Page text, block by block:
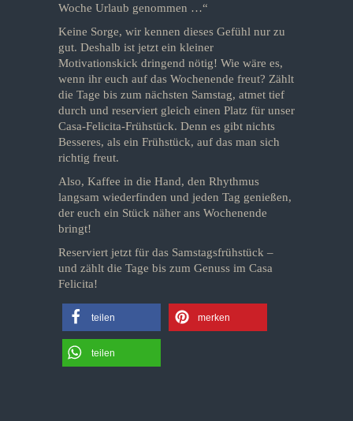
Woche Urlaub genommen …“
Keine Sorge, wir kennen dieses Gefühl nur zu
gut. Deshalb ist jetzt ein kleiner
Motivationskick dringend nötig! Wie wäre es,
wenn ihr euch auf das Wochenende freut? Zählt
die Tage bis zum nächsten Samstag, atmet tief
durch und reserviert gleich einen Platz für unser
Casa-Felicita-Frühstück. Denn es gibt nichts
Besseres, als ein Frühstück, auf das man sich
richtig freut.
Also, Kaffee in die Hand, den Rhythmus
langsam wiederfinden und jeden Tag genießen,
der euch ein Stück näher ans Wochenende
bringt!
Reserviert jetzt für das Samstagsfrühstück –
und zählt die Tage bis zum Genuss im Casa
Felicita!
teilen merken
teilen